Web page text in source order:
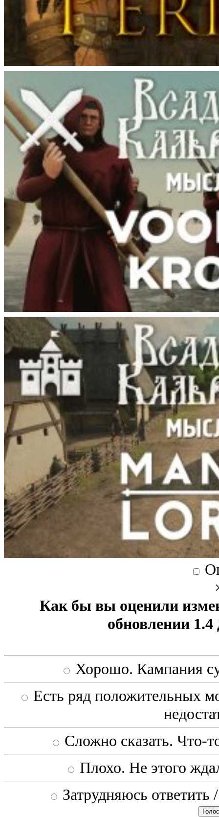
Как бы вы оценили
обновлении
Хорошо. Кампания
Есть ряд положительных
Сложно сказать. Что-
Плохо. Не этого
Затрудняюсь